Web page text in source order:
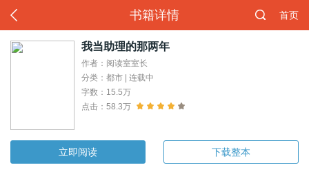
书籍详情 首页
我当助理的那两年
作者：阅读室室长
分类：都市 | 连载中
字数：15.5万
点击：58.3万
立即阅读 下载整本